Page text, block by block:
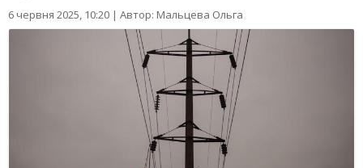
6 червня 2025, 10:20 | Автор: Мальцева Ольга